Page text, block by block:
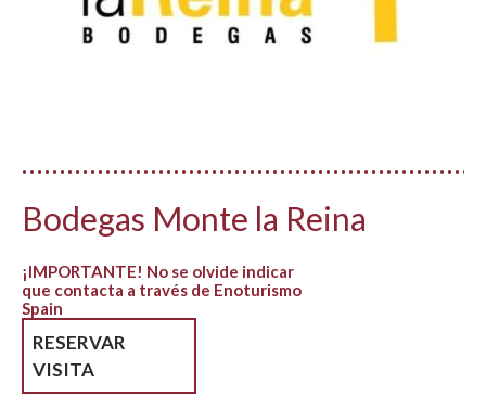
Bodegas Monte la Reina
RESERVAR
VISITA
¡IMPORTANTE! No se olvide indicar
que contacta a través de Enoturismo
Spain